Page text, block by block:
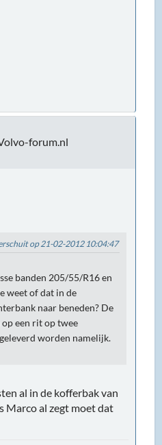
forum.nl
op 21-02-2012 10:04:47
banden 205/55/R16 en
weet of dat in de
naar beneden? De
op een rit op twee
worden namelijk.
al in de kofferbak van
Marco al zegt moet dat